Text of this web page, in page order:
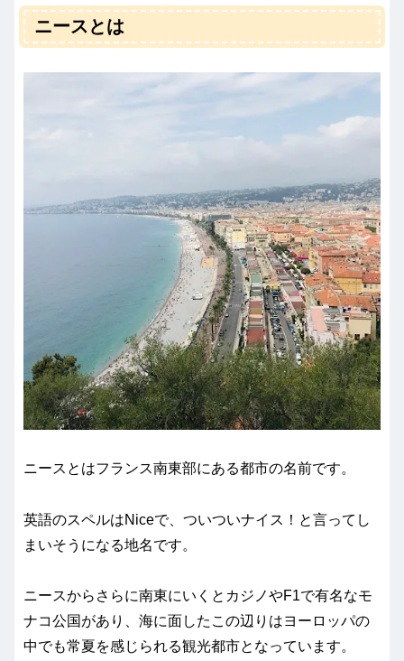
ニースとは
ニースとはフランス南東部にある都市の名前です。
英語のスペルはNiceで、ついついナイス！と言ってし
まいそうになる地名です。
ニースからさらに南東にいくとカジノやF1で有名なモ
ナコ公国があり、海に面したこの辺りはヨーロッパの
中でも常夏を感じられる観光都市となっています。